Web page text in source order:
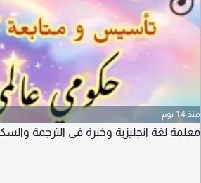
منذ 14 يوم
معلمة لغة انجليزية وخبرة في الترجمة